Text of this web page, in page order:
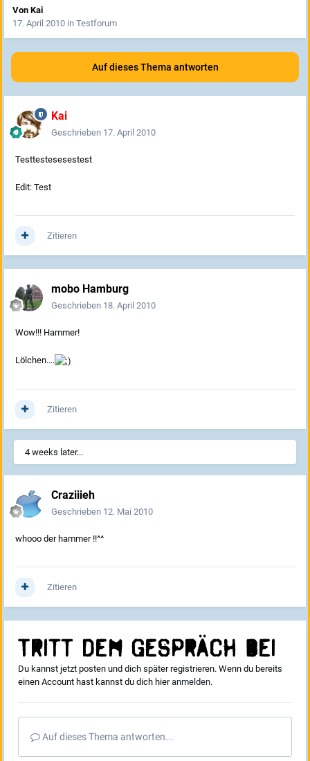
Von Kai
17. April 2010 in Testforum
Auf dieses Thema antworten
Kai
Geschrieben 17. April 2010
Testtestesesestest
Edit: Test
Zitieren
mobo Hamburg
Geschrieben 18. April 2010
Wow!!! Hammer!
Lölchen....
Zitieren
4 weeks later...
Craziiieh
Geschrieben 12. Mai 2010
whooo der hammer !!^^
Zitieren
Tritt dem Gespräch bei
Du kannst jetzt posten und dich später registrieren. Wenn du bereits
einen Account hast kannst du dich hieranmelden.
Auf dieses Thema antworten...